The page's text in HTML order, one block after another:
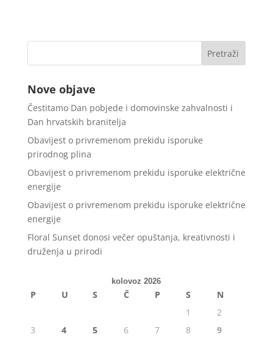
Nove objave
Čestitamo Dan pobjede i domovinske zahvalnosti i
Dan hrvatskih branitelja
Obavijest o privremenom prekidu isporuke
prirodnog plina
Obavijest o privremenom prekidu isporuke električne
energije
Obavijest o privremenom prekidu isporuke električne
energije
Floral Sunset donosi večer opuštanja, kreativnosti i
druženja u prirodi
kolovoz 2026
P U S Č P S
N
1
2
3
4 5 6 7 8 9